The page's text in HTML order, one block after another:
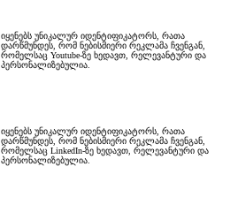
იყენებს უნიკალურ იდენტიფიკატორს, რათა
დარწმუნდეს, რომ ნებისმიერი რეკლამა ჩვენგან,
რომელსაც Youtube-ზე ხედავთ, რელევანტური და
პერსონალიზებულია.
იყენებს უნიკალურ იდენტიფიკატორს, რათა
დარწმუნდეს, რომ ნებისმიერი რეკლამა ჩვენგან,
რომელსაც LinkedIn-ზე ხედავთ, რელევანტური და
პერსონალიზებულია.